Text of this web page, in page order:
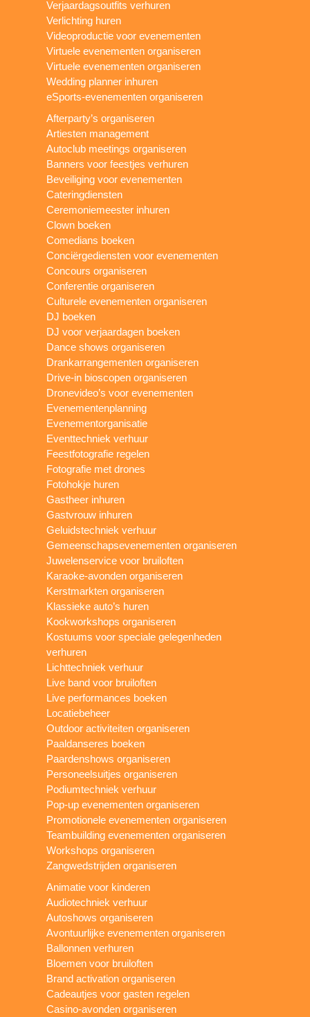
Verjaardagsoutfits verhuren
Verlichting huren
Videoproductie voor evenementen
Virtuele evenementen organiseren
Virtuele evenementen organiseren
Wedding planner inhuren
eSports-evenementen organiseren
Afterparty’s organiseren
Artiesten management
Autoclub meetings organiseren
Banners voor feestjes verhuren
Beveiliging voor evenementen
Cateringdiensten
Ceremoniemeester inhuren
Clown boeken
Comedians boeken
Conciërgediensten voor evenementen
Concours organiseren
Conferentie organiseren
Culturele evenementen organiseren
DJ boeken
DJ voor verjaardagen boeken
Dance shows organiseren
Drankarrangementen organiseren
Drive-in bioscopen organiseren
Dronevideo’s voor evenementen
Evenementenplanning
Evenementorganisatie
Eventtechniek verhuur
Feestfotografie regelen
Fotografie met drones
Fotohokje huren
Gastheer inhuren
Gastvrouw inhuren
Geluidstechniek verhuur
Gemeenschapsevenementen organiseren
Juwelenservice voor bruiloften
Karaoke-avonden organiseren
Kerstmarkten organiseren
Klassieke auto’s huren
Kookworkshops organiseren
Kostuums voor speciale gelegenheden
verhuren
Lichttechniek verhuur
Live band voor bruiloften
Live performances boeken
Locatiebeheer
Outdoor activiteiten organiseren
Paaldanseres boeken
Paardenshows organiseren
Personeelsuitjes organiseren
Podiumtechniek verhuur
Pop-up evenementen organiseren
Promotionele evenementen organiseren
Teambuilding evenementen organiseren
Workshops organiseren
Zangwedstrijden organiseren
Animatie voor kinderen
Audiotechniek verhuur
Autoshows organiseren
Avontuurlijke evenementen organiseren
Ballonnen verhuren
Bloemen voor bruiloften
Brand activation organiseren
Cadeautjes voor gasten regelen
Casino-avonden organiseren